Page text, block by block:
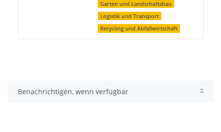
Garten und Landschaftsbau
Logistik und Transport
Recycling und Abfallwirtschaft
Benachrichtigen, wenn verfügbar